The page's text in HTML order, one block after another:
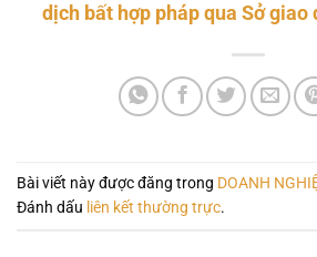
dịch bất hợp pháp qua Sở giao
Bài viết này được đăng trong DOANH
Đánh dấu liên kết thường trực.